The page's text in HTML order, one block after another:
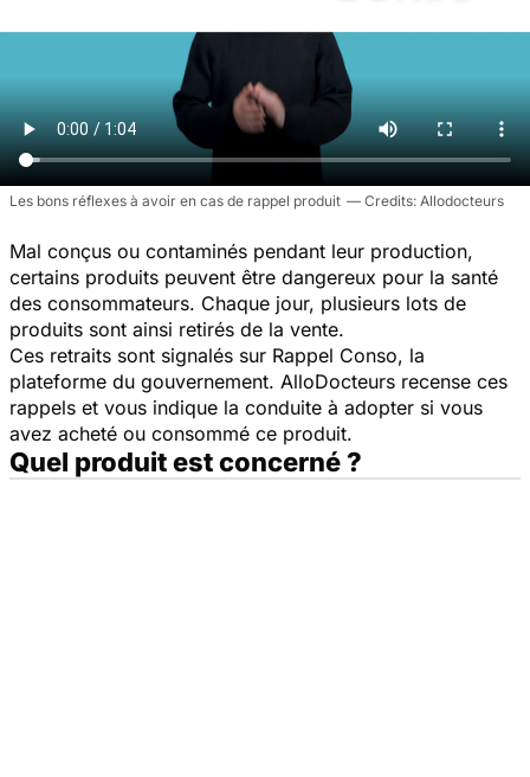
Les bons réflexes à avoir en cas de rappel produit Allodocteurs
Mal conçus ou contaminés pendant leur production,
certains produits peuvent être dangereux pour la santé
des consommateurs. Chaque jour, plusieurs lots de
produits sont ainsi retirés de la vente.
Ces retraits sont signalés sur Rappel Conso, la
plateforme du gouvernement. AlloDocteurs recense ces
rappels et vous indique la conduite à adopter si vous
avez acheté ou consommé ce produit.
Quel produit est concerné ?